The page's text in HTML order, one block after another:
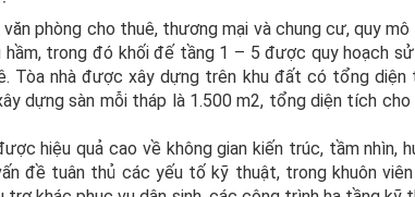
phòng cho thuê, thương mại và chung cư, quy
trong đó khối đế tầng 1 – 5 được quy hoạch
Tòa nhà được xây dựng trên khu đất có tổng diện
dựng sàn mỗi tháp là 1.500 m2, tổng diện tích
hiệu quả cao về không gian kiến trúc, tầm nhìn,
đề tuân thủ các yếu tố kỹ thuật, trong khuôn